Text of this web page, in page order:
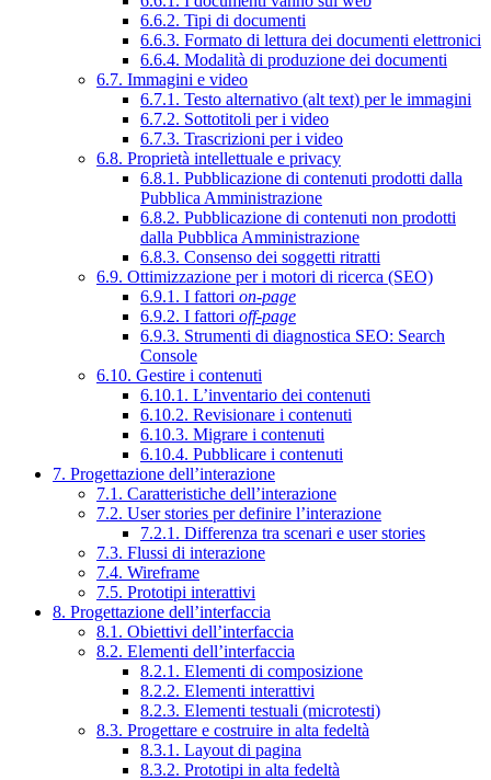
6.6.2. Tipi di documenti
6.6.3. Formato di lettura dei documenti elettronici
6.6.4. Modalità di produzione dei documenti
6.7. Immagini e video
6.7.1. Testo alternativo (alt text) per le immagini
6.7.2. Sottotitoli per i video
6.7.3. Trascrizioni per i video
6.8. Proprietà intellettuale e privacy
6.8.1. Pubblicazione di contenuti prodotti dalla
Pubblica Amministrazione
6.8.2. Pubblicazione di contenuti non prodotti
dalla Pubblica Amministrazione
6.8.3. Consenso dei soggetti ritratti
6.9. Ottimizzazione per i motori di ricerca (SEO)
6.9.1. I fattori on-page
6.9.2. I fattori off-page
6.9.3. Strumenti di diagnostica SEO: Search
Console
6.10. Gestire i contenuti
6.10.1. L’inventario dei contenuti
6.10.2. Revisionare i contenuti
6.10.3. Migrare i contenuti
6.10.4. Pubblicare i contenuti
7. Progettazione dell’interazione
7.1. Caratteristiche dell’interazione
7.2. User stories per definire l’interazione
7.2.1. Differenza tra scenari e user stories
7.3. Flussi di interazione
7.4. Wireframe
7.5. Prototipi interattivi
8. Progettazione dell’interfaccia
8.1. Obiettivi dell’interfaccia
8.2. Elementi dell’interfaccia
8.2.1. Elementi di composizione
8.2.2. Elementi interattivi
8.2.3. Elementi testuali (microtesti)
8.3. Progettare e costruire in alta fedeltà
8.3.1. Layout di pagina
8.3.2. Prototipi in alta fedeltà